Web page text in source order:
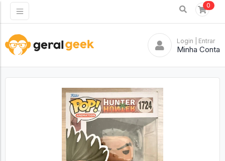
0
Login | Entrar
Minha Conta